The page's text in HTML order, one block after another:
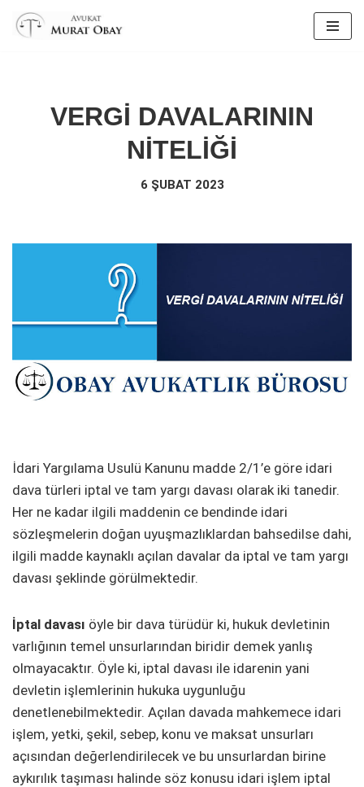
VERGİ DAVALARININ
NİTELİĞİ
6 ŞUBAT 2023
İdari Yargılama Usulü Kanunu madde 2/1’e göre idari
dava türleri iptal ve tam yargı davası olarak iki tanedir.
Her ne kadar ilgili maddenin ce bendinde idari
sözleşmelerin doğan uyuşmazlıklardan bahsedilse dahi,
ilgili madde kaynaklı açılan davalar da iptal ve tam yargı
davası şeklinde görülmektedir.
İptal davası öyle bir dava türüdür ki, hukuk devletinin
varlığının temel unsurlarından biridir demek yanlış
olmayacaktır. Öyle ki, iptal davası ile idarenin yani
devletin işlemlerinin hukuka uygunluğu
denetlenebilmektedir. Açılan davada mahkemece idari
işlem, yetki, şekil, sebep, konu ve maksat unsurları
açısından değerlendirilecek ve bu unsurlardan birine
aykırılık taşıması halinde söz konusu idari işlem iptal